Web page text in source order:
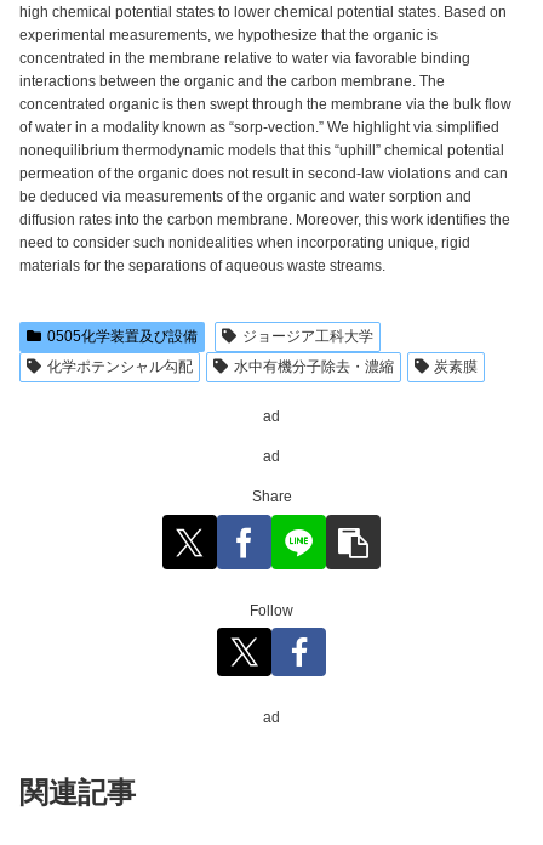
high chemical potential states to lower chemical potential states. Based on
experimental measurements, we hypothesize that the organic is
concentrated in the membrane relative to water via favorable binding
interactions between the organic and the carbon membrane. The
concentrated organic is then swept through the membrane via the bulk flow
of water in a modality known as “sorp-vection.” We highlight via simplified
nonequilibrium thermodynamic models that this “uphill” chemical potential
permeation of the organic does not result in second-law violations and can
be deduced via measurements of the organic and water sorption and
diffusion rates into the carbon membrane. Moreover, this work identifies the
need to consider such nonidealities when incorporating unique, rigid
materials for the separations of aqueous waste streams.
0505化学装置及び設備
ジョージア工科大学
化学ポテンシャル勾配
水中有機分子除去・濃縮 炭素膜
ad
ad
Share
Follow
ad
関連記事